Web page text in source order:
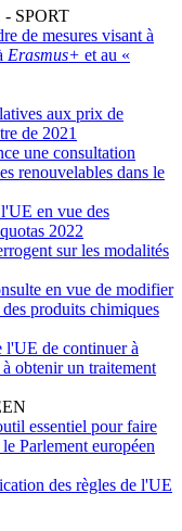
SPORT
de mesures visant à
Erasmus+ et au «
aux prix de
de 2021
une consultation
renouvelables dans le
en vue des
2022
sur les modalités
en vue de modifier
produits chimiques
l'UE de continuer à
obtenir un traitement
essentiel pour faire
Parlement européen
des règles de l'UE